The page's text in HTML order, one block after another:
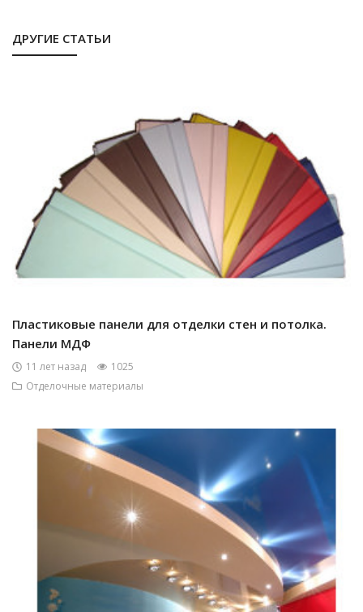
ДРУГИЕ СТАТЬИ
Пластиковые панели для отделки стен и потолка.
Панели МДФ
11 лет назад
1025
Отделочные материалы